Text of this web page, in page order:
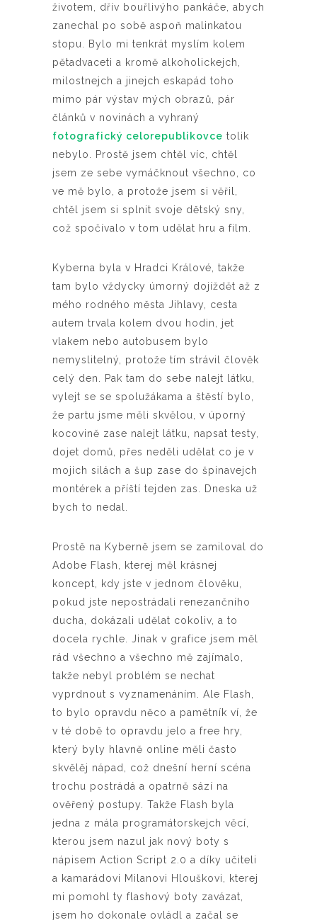
životem, dřív bouřlivýho pankáče, abych
zanechal po sobě aspoň malinkatou
stopu. Bylo mi tenkrát myslím kolem
pětadvaceti a kromě alkoholickejch,
milostnejch a jinejch eskapád toho
mimo pár výstav mých obrazů, pár
článků v novinách a vyhraný
fotografický celorepublikovce tolik
nebylo. Prostě jsem chtěl víc, chtěl
jsem ze sebe vymáčknout všechno, co
ve mě bylo, a protože jsem si věřil,
chtěl jsem si splnit svoje dětský sny,
což spočívalo v tom udělat hru a film.
Kyberna byla v Hradci Králové, takže
tam bylo vždycky úmorný dojíždět až z
mého rodného města Jihlavy, cesta
autem trvala kolem dvou hodin, jet
vlakem nebo autobusem bylo
nemyslitelný, protože tím strávil člověk
celý den. Pak tam do sebe nalejt látku,
vylejt se se spolužákama a štěstí bylo,
že partu jsme měli skvělou, v úporný
kocovině zase nalejt látku, napsat testy,
dojet domů, přes neděli udělat co je v
mojich silách a šup zase do špinavejch
montérek a příští tejden zas. Dneska už
bych to nedal.
Prostě na Kyberně jsem se zamiloval do
Adobe Flash, kterej měl krásnej
koncept, kdy jste v jednom člověku,
pokud jste nepostrádali renezančního
ducha, dokázali udělat cokoliv, a to
docela rychle. Jinak v grafice jsem měl
rád všechno a všechno mě zajímalo,
takže nebyl problém se nechat
vyprdnout s vyznamenáním. Ale Flash,
to bylo opravdu něco a pamětník ví, že
v té době to opravdu jelo a free hry,
který byly hlavně online měli často
skvělěj nápad, což dnešní herní scéna
trochu postrádá a opatrně sází na
ověřený postupy. Takže Flash byla
jedna z mála programátorskejch věcí,
kterou jsem nazul jak nový boty s
nápisem Action Script 2.0 a díky učiteli
a kamarádovi Milanovi Hlouškovi, kterej
mi pomohl ty flashový boty zavázat,
jsem ho dokonale ovládl a začal se